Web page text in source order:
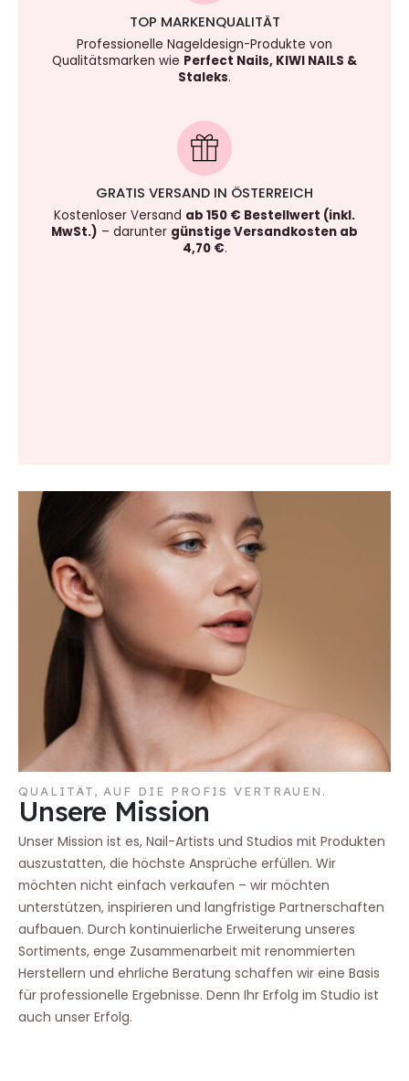
TOP MARKENQUALITÄT
Professionelle Nageldesign-Produkte von
Qualitätsmarken wie Perfect Nails, KIWI NAILS &
Staleks.
GRATIS VERSAND IN ÖSTERREICH
Kostenloser Versand ab 150 € Bestellwert (inkl.
MwSt.) – darunter günstige Versandkosten ab
4,70 €.
QUALITÄT, AUF DIE PROFIS VERTRAUEN.
Unsere Mission
Unser Mission ist es, Nail-Artists und Studios mit Produkten
auszustatten, die höchste Ansprüche erfüllen. Wir
möchten nicht einfach verkaufen – wir möchten
unterstützen, inspirieren und langfristige Partnerschaften
aufbauen. Durch kontinuierliche Erweiterung unseres
Sortiments, enge Zusammenarbeit mit renommierten
Herstellern und ehrliche Beratung schaffen wir eine Basis
für professionelle Ergebnisse. Denn Ihr Erfolg im Studio ist
auch unser Erfolg.